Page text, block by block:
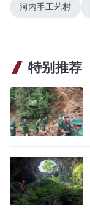
河内手工艺村
特别推荐